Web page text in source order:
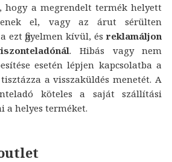
hogy a megrendelt termék helyett
el, vagy az árut sérülten
ezt figyelmen kívül, ésreklamáljon
. Hibás vagy nem
esetén lépjen kapcsolatba a
a visszaküldés menetét. A
köteles a saját szállítási
a helyes terméket.